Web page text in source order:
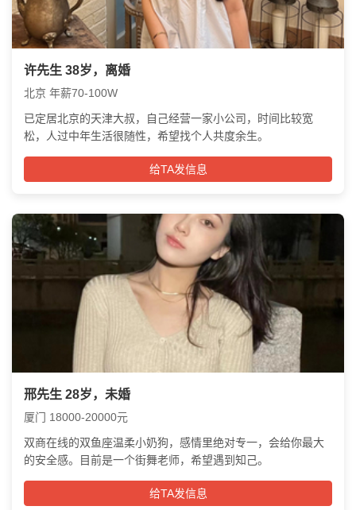
许先生 38岁，离婚
北京 年薪70-100W
已定居北京的天津大叔，自己经营一家小公司，时间比较宽
松，人过中年生活很随性，希望找个人共度余生。
给TA发信息
邢先生 28岁，未婚
厦门 18000-20000元
双商在线的双鱼座温柔小奶狗，感情里绝对专一，会给你最大
的安全感。目前是一个街舞老师，希望遇到知己。
给TA发信息